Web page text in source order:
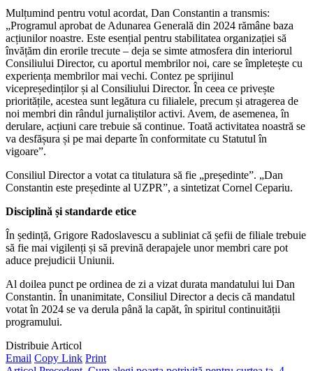
Mulțumind pentru votul acordat, Dan Constantin a transmis:
„Programul aprobat de Adunarea Generală din 2024 rămâne baza
acțiunilor noastre. Este esențial pentru stabilitatea organizației să
învățăm din erorile trecute – deja se simte atmosfera din interiorul
Consiliului Director, cu aportul membrilor noi, care se împletește cu
experiența membrilor mai vechi. Contez pe sprijinul
vicepreședinților și al Consiliului Director. În ceea ce privește
prioritățile, acestea sunt legătura cu filialele, precum și atragerea de
noi membri din rândul jurnaliștilor activi. Avem, de asemenea, în
derulare, acțiuni care trebuie să continue. Toată activitatea noastră se
va desfășura și pe mai departe în conformitate cu Statutul în
vigoare”.
Consiliul Director a votat ca titulatura să fie „președinte”. „Dan
Constantin este președinte al UZPR”, a sintetizat Cornel Cepariu.
Disciplină și standarde etice
În ședință, Grigore Radoslavescu a subliniat că șefii de filiale trebuie
să fie mai vigilenți și să prevină derapajele unor membri care pot
aduce prejudicii Uniunii.
Al doilea punct pe ordinea de zi a vizat durata mandatului lui Dan
Constantin. În unanimitate, Consiliul Director a decis că mandatul
votat în 2024 se va derula până la capăt, în spiritul continuității
programului.
Distribuie Articol
Email Copy Link Print